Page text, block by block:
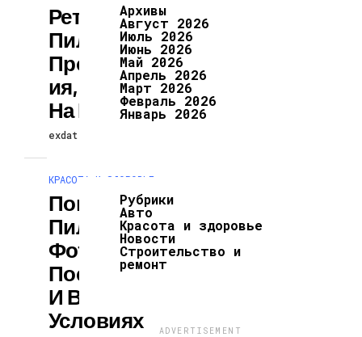
Ретиноевый
Пилинг:
Противопоказан
Ия, Воздействие
На Кожу
exdat
КРАСОТА И ЗДОРОВЬЕ
Поверхностный
Пилинг Лица:
Фото До И
После, В Салоне
И В Домашних
Условиях
Архивы
Август 2026
Июль 2026
Июнь 2026
Май 2026
Апрель 2026
Март 2026
Февраль 2026
Январь 2026
Рубрики
Авто
Красота и здоровье
Новости
Строительство и
ремонт
ADVERTISEMENT